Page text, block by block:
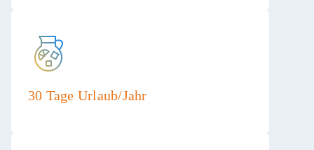
30 Tage Urlaub/Jahr​